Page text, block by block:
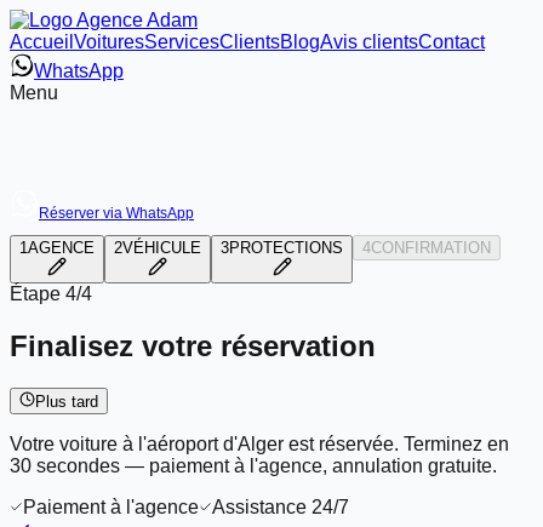
Accueil VoituresServicesClientsBlogAvis clientsContact
WhatsApp
Menu
Réserver via WhatsApp
1AGENCE 2VÉHICULE 3PROTECTIONS 4CONFIRMATION
Étape 4/4
Finalisez votre réservation
Plus tard
Votre voiture à l'aéroport d'Alger est réservée. Terminez en
30 secondes — paiement à l'agence, annulation gratuite.
Paiement à l'agence
Assistance 24/7